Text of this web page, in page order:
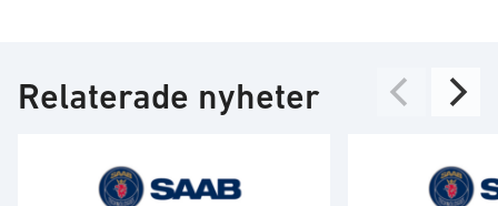
Relaterade nyheter